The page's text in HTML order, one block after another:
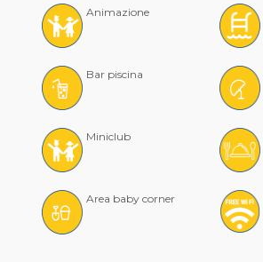
Animazione
Bar piscina
Miniclub
Area baby corner